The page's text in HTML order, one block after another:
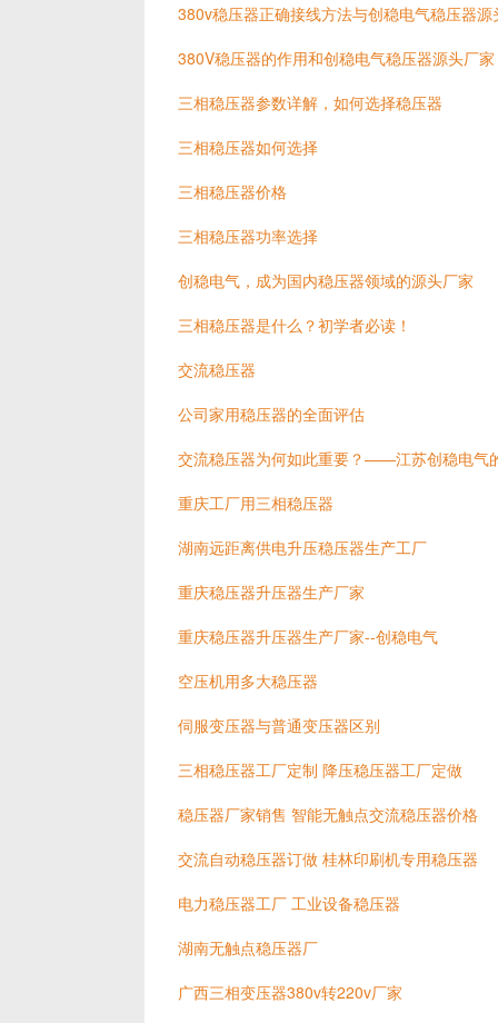
380v稳压器正确接线方法与创稳电气稳压器源
380V稳压器的作用和创稳电气稳压器源头厂家
三相稳压器参数详解，如何选择稳压器
三相稳压器如何选择
三相稳压器价格
三相稳压器功率选择
创稳电气，成为国内稳压器领域的源头厂家
三相稳压器是什么？初学者必读！
交流稳压器
公司家用稳压器的全面评估
交流稳压器为何如此重要？——江苏创稳电气
重庆工厂用三相稳压器
湖南远距离供电升压稳压器生产工厂
重庆稳压器升压器生产厂家
重庆稳压器升压器生产厂家--创稳电气
空压机用多大稳压器
伺服变压器与普通变压器区别
三相稳压器工厂定制 降压稳压器工厂定做
稳压器厂家销售 智能无触点交流稳压器价格
交流自动稳压器订做 桂林印刷机专用稳压器
电力稳压器工厂 工业设备稳压器
湖南无触点稳压器厂
广西三相变压器380v转220v厂家